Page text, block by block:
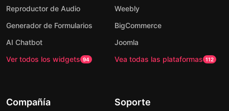
Reproductor de Audio
Generador de Formularios
AI Chatbot
Ver todos los widgets 94
Weebly
BigCommerce
Joomla
Vea todas las plataformas 112
Compañía Soporte